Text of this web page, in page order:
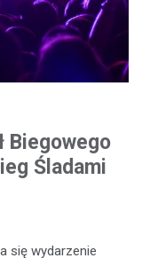
Biegowego
Śladami
się wydarzenie